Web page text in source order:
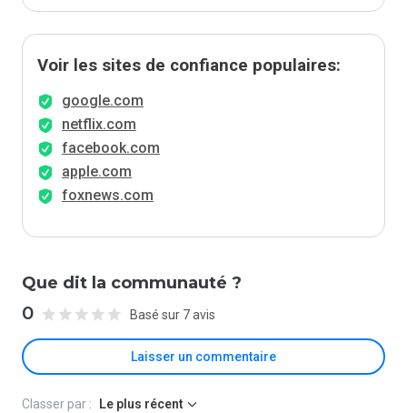
Voir les sites de confiance populaires:
google.com
netflix.com
facebook.com
apple.com
foxnews.com
Que dit la communauté ?
0 Basé sur 7 avis
Laisser un commentaire
Classer par : Le plus récent